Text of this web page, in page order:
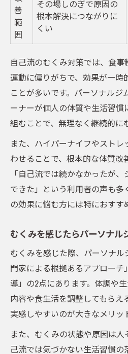
善
範
囲
その場しのぎで原因の
根本解決につながりに
くい
自己流のむくみ対策では、食
運動に偏りがちで、効果が一時
ことが多いです。パーソナルジ
ーナーが個人の体質や生活習慣
組むことで、無理なく継続的に
また、ハイパーナイフやスト
わせることで、根本的な体質改
「自己流では続かなかったが
できた」という利用者の声も
の効果に悩む方には特におすす
むくみを感じたらパーソナル
むくみを感じた際、パーソナ
門家による根拠あるアプロー
導」の2点にあります。体調や
内容や食生活を調整してもらえ
実感しやすいのが大きなメリッ
また、むくみの状態や原因は
己流では気づかない生活習慣